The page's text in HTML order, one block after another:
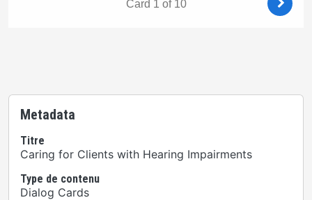
Metadata
Titre
Caring for Clients with Hearing Impairments
Type de contenu
Dialog Cards